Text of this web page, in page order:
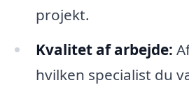
projekt.
Kvalitet af arbejde:
hvilken specialist du